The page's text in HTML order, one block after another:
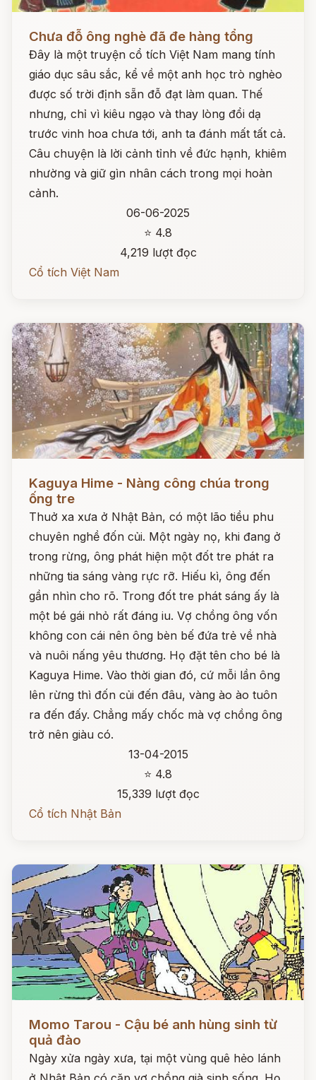
Chưa đỗ ông nghè đã đe hàng tổng
Đây là một truyện cổ tích Việt Nam mang tính
giáo dục sâu sắc, kể về một anh học trò nghèo
được số trời định sẵn đỗ đạt làm quan. Thế
nhưng, chỉ vì kiêu ngạo và thay lòng đổi dạ
trước vinh hoa chưa tới, anh ta đánh mất tất cả.
Câu chuyện là lời cảnh tỉnh về đức hạnh, khiêm
nhường và giữ gìn nhân cách trong mọi hoàn
cảnh.
06-06-2025
⭐ 4.8
4,219 lượt đọc
Cổ tích Việt Nam
Kaguya Hime - Nàng công chúa trong
ống tre
Thuở xa xưa ở Nhật Bản, có một lão tiều phu
chuyên nghề đốn củi. Một ngày nọ, khi đang ở
trong rừng, ông phát hiện một đốt tre phát ra
những tia sáng vàng rực rỡ. Hiếu kì, ông đến
gần nhìn cho rõ. Trong đốt tre phát sáng ấy là
một bé gái nhỏ rất đáng iu. Vợ chồng ông vốn
không con cái nên ông bèn bế đứa trẻ về nhà
và nuôi nấng yêu thương. Họ đặt tên cho bé là
Kaguya Hime. Vào thời gian đó, cứ mỗi lần ông
lên rừng thì đốn củi đến đâu, vàng ào ào tuôn
ra đến đấy. Chẳng mấy chốc mà vợ chồng ông
trở nên giàu có.
13-04-2015
⭐ 4.8
15,339 lượt đọc
Cổ tích Nhật Bản
Momo Tarou - Cậu bé anh hùng sinh từ
quả đào
Ngày xửa ngày xưa, tại một vùng quê hẻo lánh